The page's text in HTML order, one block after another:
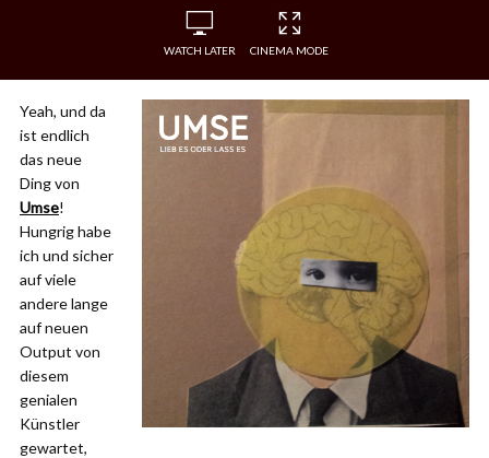
WATCH LATER CINEMA MODE
Yeah, und da
ist endlich
das neue
Ding von
Umse!
Hungrig habe
ich und sicher
auf viele
andere lange
auf neuen
Output von
diesem
genialen
Künstler
gewartet,